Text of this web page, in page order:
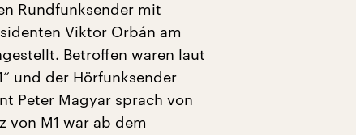
Rundfunksender mit
Viktor Orbán am
Betroffen waren laut
und der Hörfunksender
Peter Magyar sprach von
von M1 war ab dem